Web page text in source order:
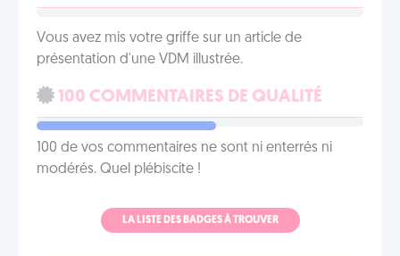
Vous avez mis votre griffe sur un article de
présentation d'une VDM illustrée.
100 COMMENTAIRES DE QUALITÉ
100 de vos commentaires ne sont ni enterrés ni
modérés. Quel plébiscite !
LA LISTE DES BADGES À TROUVER